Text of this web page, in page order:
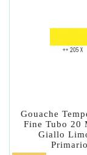
Gouache
Fine Tubo 20
Giallo